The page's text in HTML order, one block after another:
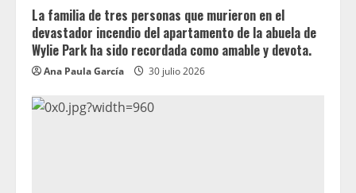
La familia de tres personas que murieron en el
devastador incendio del apartamento de la abuela de
Wylie Park ha sido recordada como amable y devota.
Ana Paula García 30 julio 2026